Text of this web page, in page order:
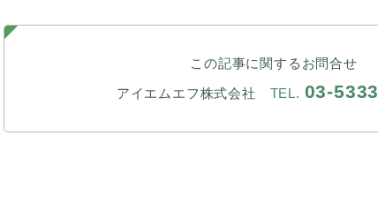
この記事に関するお問合せ
アイエムエフ株式会社 TEL. 03-